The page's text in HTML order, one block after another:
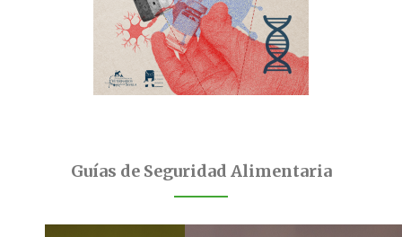
Guías de Seguridad Alimentaria